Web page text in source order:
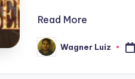
Read More
Posted
by
Wagner Luiz